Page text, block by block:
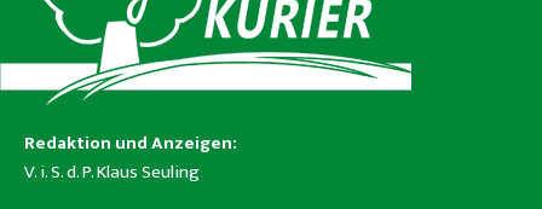
Redaktion und Anzeigen:
V. i. S. d. P. Klaus Seuling